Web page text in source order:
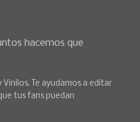
hacemos que
Te ayudamos a editar
tus fans puedan